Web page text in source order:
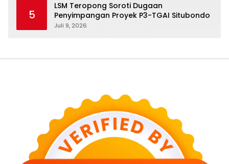
5
LSM Teropong Soroti Dugaan
Penyimpangan Proyek P3-TGAI Situbondo
Juli 9, 2026